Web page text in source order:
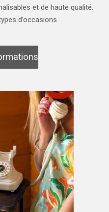
et de haute qualité.
d’occasions